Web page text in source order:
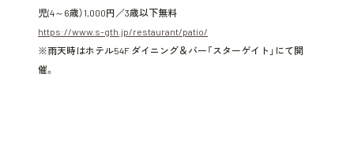
児(4～6歳）1,000円／3歳以下無料
https://www.s-gth.jp/restaurant/patio/
※雨天時はホテル54F ダイニング＆バー「スターゲイト」にて開
催。